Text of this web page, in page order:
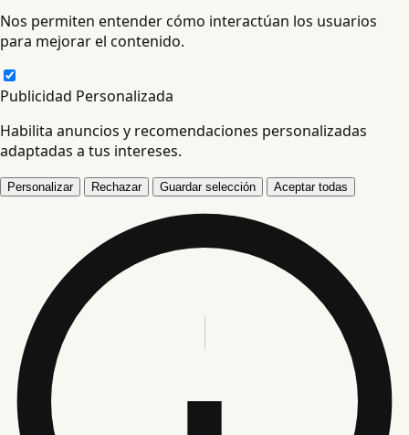
Nos permiten entender cómo interactúan los usuarios
para mejorar el contenido.
Publicidad Personalizada
Habilita anuncios y recomendaciones personalizadas
adaptadas a tus intereses.
Personalizar Rechazar Guardar selección Aceptar todas